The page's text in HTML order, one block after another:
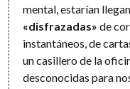
mental, estarían
«disfrazadas» de
instantáneos, de
un casillero de la
desconocidas para